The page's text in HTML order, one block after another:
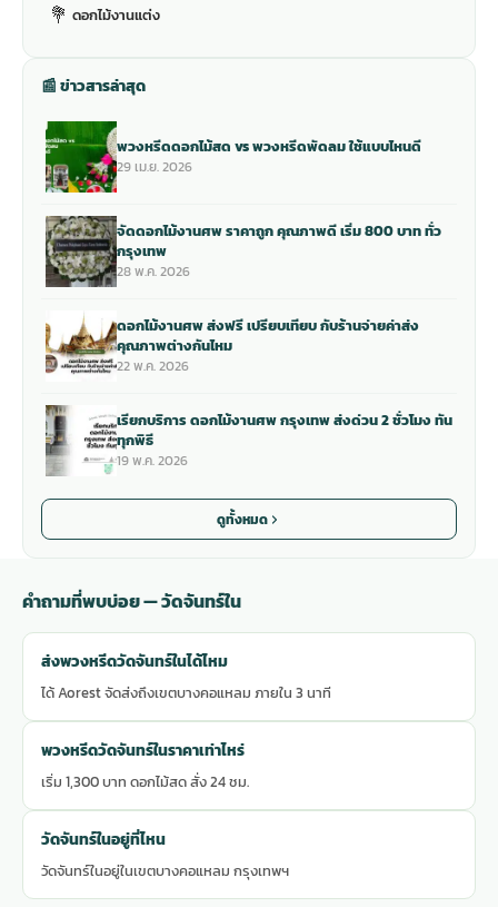
💐 ดอกไม้งานแต่ง
📰 ข่าวสารล่าสุด
พวงหรีดดอกไม้สด vs พวงหรีดพัดลม ใช้แบบไหนดี
29 เม.ย. 2026
จัดดอกไม้งานศพ ราคาถูก คุณภาพดี เริ่ม 800 บาท ทั่ว
กรุงเทพ
28 พ.ค. 2026
ดอกไม้งานศพ ส่งฟรี เปรียบเทียบ กับร้านจ่ายค่าส่ง
คุณภาพต่างกันไหม
22 พ.ค. 2026
เรียกบริการ ดอกไม้งานศพ กรุงเทพ ส่งด่วน 2 ชั่วโมง ทัน
ทุกพิธี
19 พ.ค. 2026
ดูทั้งหมด
คำถามที่พบบ่อย — วัดจันทร์ใน
ส่งพวงหรีดวัดจันทร์ในได้ไหม
ได้ Aorest จัดส่งถึงเขตบางคอแหลม ภายใน 3 นาที
พวงหรีดวัดจันทร์ในราคาเท่าไหร่
เริ่ม 1,300 บาท ดอกไม้สด สั่ง 24 ชม.
วัดจันทร์ในอยู่ที่ไหน
วัดจันทร์ในอยู่ในเขตบางคอแหลม กรุงเทพฯ